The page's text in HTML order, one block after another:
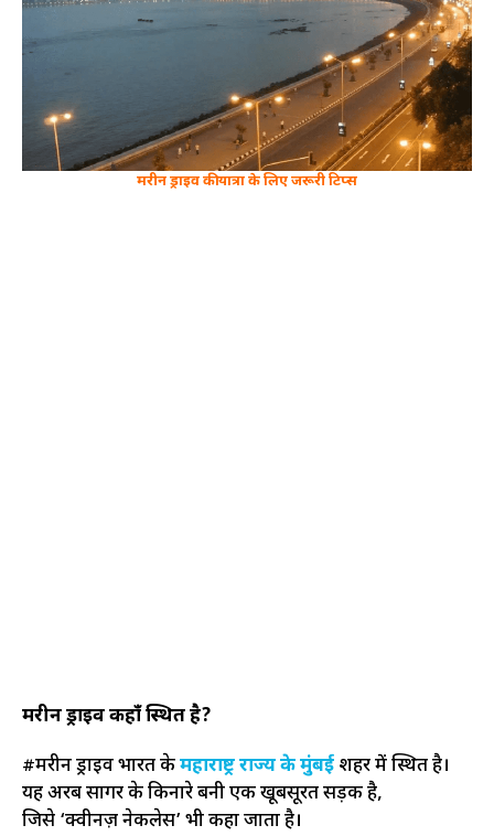
मरीन ड्राइव की यात्रा के लिए जरूरी टिप्स
मरीन ड्राइव कहाँ स्थित है?
#मरीन ड्राइव भारत केमहाराष्ट्र राज्य के मुंबई शहर में स्थित है।
यह अरब सागर के किनारे बनी एक खूबसूरत सड़क है,
जिसे ‘क्वीनज़ नेकलेस’ भी कहा जाता है।